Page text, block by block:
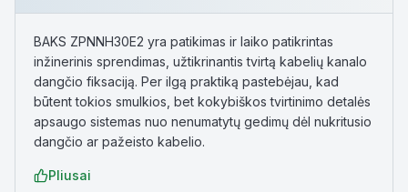
BAKS ZPNNH30E2 yra patikimas ir laiko patikrintas
inžinerinis sprendimas, užtikrinantis tvirtą kabelių kanalo
dangčio fiksaciją. Per ilgą praktiką pastebėjau, kad
būtent tokios smulkios, bet kokybiškos tvirtinimo detalės
apsaugo sistemas nuo nenumatytų gedimų dėl nukritusio
dangčio ar pažeisto kabelio.
Pliusai